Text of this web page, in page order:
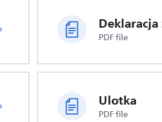
PDF file
Ulotka
PDF file